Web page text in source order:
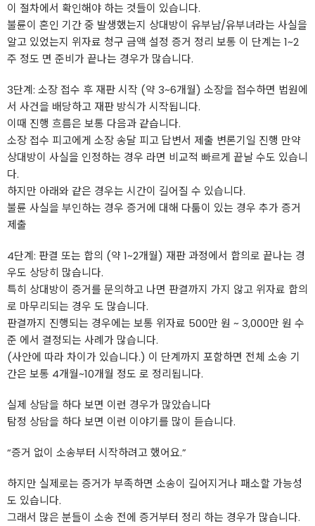
이 절차에서 확인해야 하는 것들이 있습니다.
불륜이 혼인 기간 중 발생했는지 상대방이 유부남/유부녀라는 사실을
알고 있었는지 위자료 청구 금액 설정 증거 정리 보통 이 단계는 1~2
주 정도 면 준비가 끝나는 경우가 많습니다.
3단계: 소장 접수 후 재판 시작 (약 3~6개월) 소장을 접수하면 법원에
서 사건을 배당하고 재판 방식가 시작됩니다.
이때 진행 흐름은 보통 다음과 같습니다.
소장 접수 피고에게 소장 송달 피고 답변서 제출 변론기일 진행 만약
상대방이 사실을 인정하는 경우 라면 비교적 빠르게 끝날 수도 있습니
다.
하지만 아래와 같은 경우는 시간이 길어질 수 있습니다.
불륜 사실을 부인하는 경우 증거에 대해 다툼이 있는 경우 추가 증거
제출
4단계: 판결 또는 합의 (약 1~2개월) 재판 과정에서 합의로 끝나는 경
우도 상당히 많습니다.
특히 상대방이 증거를 문의하고 나면 판결까지 가지 않고 위자료 합의
로 마무리되는 경우 도 많습니다.
판결까지 진행되는 경우에는 보통 위자료 500만 원 ~ 3,000만 원 수
준 에서 결정되는 사례가 많습니다.
(사안에 따라 차이가 있습니다.) 이 단계까지 포함하면 전체 소송 기
간은 보통 4개월~10개월 정도 로 정리됩니다.
실제 상담을 하다 보면 이런 경우가 많았습니다
탐정 상담을 하다 보면 이런 이야기를 많이 듣습니다.
“증거 없이 소송부터 시작하려고 했어요.”
하지만 실제로는 증거가 부족하면 소송이 길어지거나 패소할 가능성
도 있습니다.
그래서 많은 분들이 소송 전에 증거부터 정리 하는 경우가 많습니다.